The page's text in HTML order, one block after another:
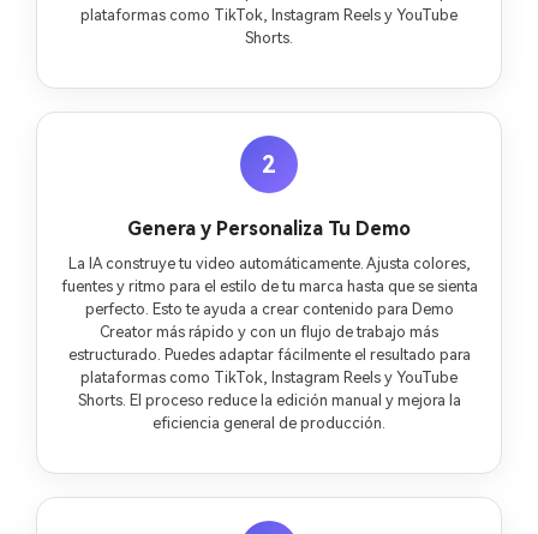
plataformas como TikTok, Instagram Reels y YouTube
Shorts.
2
Genera y Personaliza Tu Demo
La IA construye tu video automáticamente. Ajusta colores,
fuentes y ritmo para el estilo de tu marca hasta que se sienta
perfecto. Esto te ayuda a crear contenido para Demo
Creator más rápido y con un flujo de trabajo más
estructurado. Puedes adaptar fácilmente el resultado para
plataformas como TikTok, Instagram Reels y YouTube
Shorts. El proceso reduce la edición manual y mejora la
eficiencia general de producción.